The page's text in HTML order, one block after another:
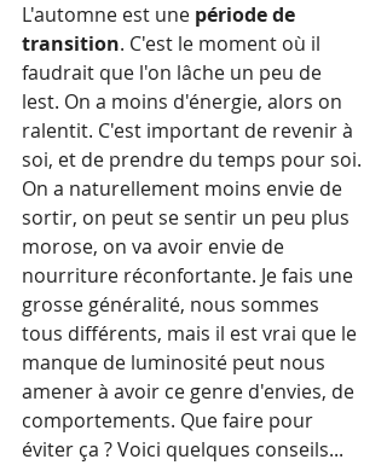
L'automne est une période de
transition. C'est le moment où il
faudrait que l'on lâche un peu de
lest. On a moins d'énergie, alors on
ralentit. C'est important de revenir à
soi, et de prendre du temps pour soi.
On a naturellement moins envie de
sortir, on peut se sentir un peu plus
morose, on va avoir envie de
nourriture réconfortante. Je fais une
grosse généralité, nous sommes
tous différents, mais il est vrai que le
manque de luminosité peut nous
amener à avoir ce genre d'envies, de
comportements. Que faire pour
éviter ça ? Voici quelques conseils...